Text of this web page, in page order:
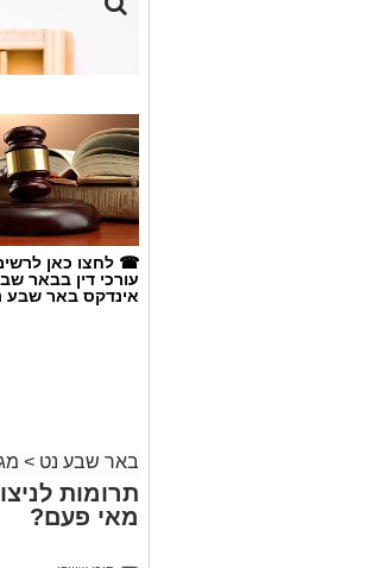
אחד הדברים
לכן, לא מעט
כאשר אחת
☎ לחצו כאן
עורכי דין בבאר
אינדקס באר שבע
באר שבע נט >
תרומות
מאי פעם?